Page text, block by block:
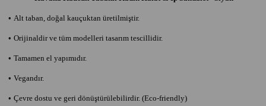
• Alt taban, doğal kauçuktan üretilmiştir.
• Orijinaldir ve tüm modelleri tasarım tescillidir.
• Tamamen el yapımıdır.
• Vegandır.
• Çevre dostu ve geri dönüştürülebilirdir. (Eco-friendly)